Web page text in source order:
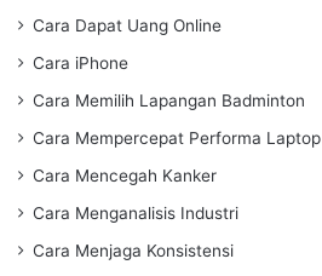
Cara Dapat Uang Online
Cara iPhone
Cara Memilih Lapangan Badminton
Cara Mempercepat Performa Laptop
Cara Mencegah Kanker
Cara Menganalisis Industri
Cara Menjaga Konsistensi